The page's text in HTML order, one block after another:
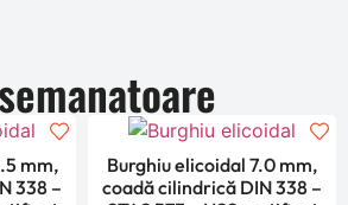
mm,
338 –
Burghiu elicoidal 7.0 mm,
coadă cilindrică DIN 338 –